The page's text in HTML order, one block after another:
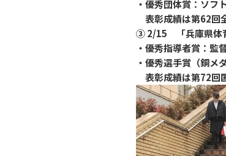
・優秀団体賞：ソフ
表彰成績は第62回
③ 2/15 「兵庫県体育
・優秀指導者賞：
・優秀選手賞（銅メ
表彰成績は第72回